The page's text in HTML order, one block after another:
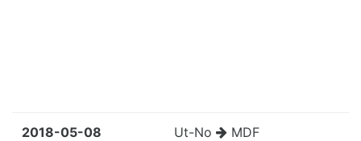
2018-05-08 Ut-No
MDF